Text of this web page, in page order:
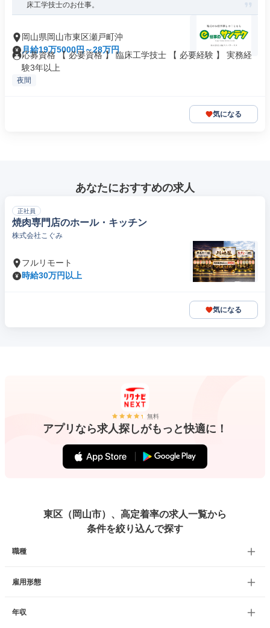
床工学技士のお仕事。
岡山県岡山市東区瀬戸町沖
月給19万5000円～28万円
応募資格 【 必要資格 】 臨床工学技士 【 必要経験 】 実務経
験3年以上
夜間
気になる
あなたにおすすめの求人
正社員
焼肉専門店のホール・キッチン
株式会社こぐみ
フルリモート
時給30万円以上
気になる
無料
アプリなら求人探しがもっと快適に！
東区（岡山市）、高定着率の求人一覧から
条件を絞り込んで探す
職種
雇用形態
年収